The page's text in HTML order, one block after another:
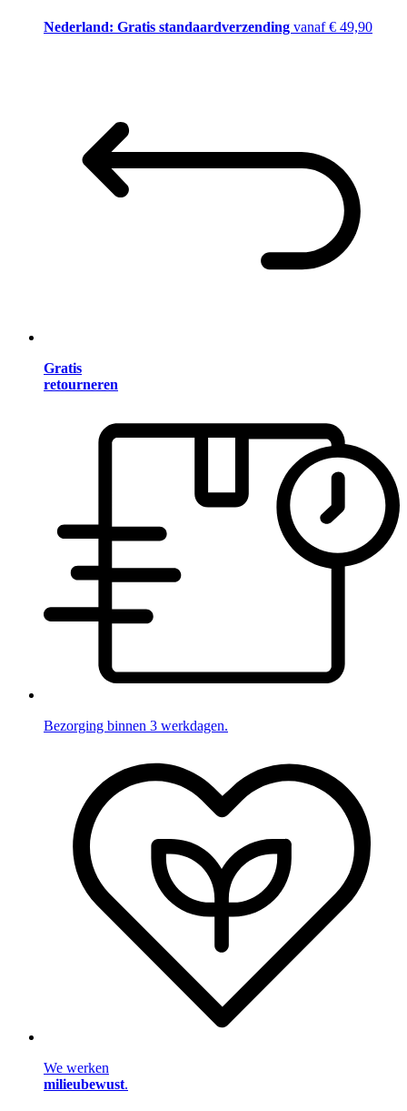
Nederland: Gratis standaardverzending vanaf € 49,90
Gratis
retourneren
Bezorging binnen 3 werkdagen.
We werken
milieubewust.